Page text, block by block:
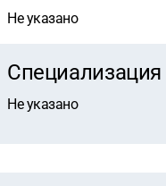
Не указано
Специализация
Не указано